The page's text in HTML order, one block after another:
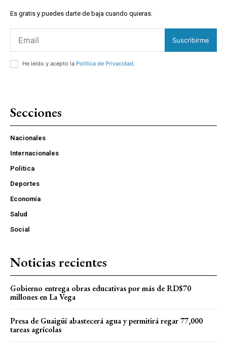
Es gratis y puedes darte de baja cuando quieras.
Suscribirme
He leído y acepto la Política de Privacidad.
Secciones
Nacionales
Internacionales
Política
Deportes
Economía
Salud
Social
Noticias recientes
Gobierno entrega obras educativas por más de RD$70
millones en La Vega
Presa de Guaigüí abastecerá agua y permitirá regar 77,000
tareas agrícolas